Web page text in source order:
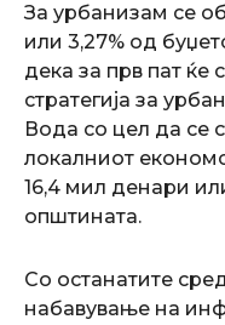
За урбанизам се
или 3,27% од
дека за прв пат ќе
стратегија за
Вода со цел да се
локалниот
16,4 мил денари
општината.
Со останатите
набавување на